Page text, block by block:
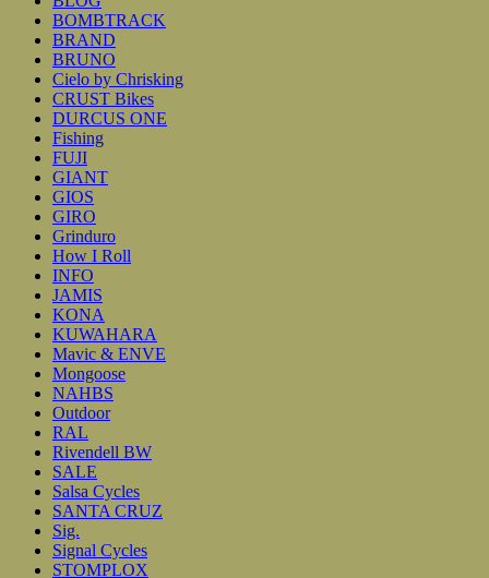
BOMBTRACK
BRAND
BRUNO
Cielo by Chrisking
CRUST Bikes
DURCUS ONE
Fishing
FUJI
GIANT
GIOS
GIRO
Grinduro
How I Roll
INFO
JAMIS
KONA
KUWAHARA
Mavic & ENVE
Mongoose
NAHBS
Outdoor
RAL
Rivendell BW
SALE
Salsa Cycles
SANTA CRUZ
Sig.
Signal Cycles
STOMPLOX